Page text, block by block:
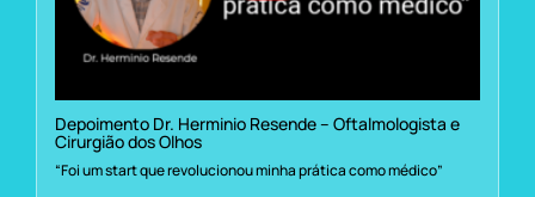
Depoimento Dr. Herminio Resende – Oftalmologista e
Cirurgião dos Olhos
“Foi um start que revolucionou minha prática como médico”